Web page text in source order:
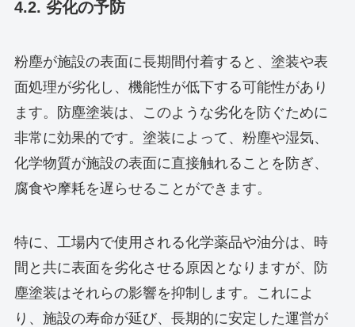
4.2. 劣化の予防
粉塵が施設の表面に長期間付着すると、塗装や表
面処理が劣化し、機能性が低下する可能性があり
ます。防塵塗装は、このような劣化を防ぐために
非常に効果的です。塗装によって、粉塵や湿気、
化学物質が施設の表面に直接触れることを防ぎ、
腐食や摩耗を遅らせることができます。
特に、工場内で使用される化学薬品や油分は、時
間と共に表面を劣化させる原因となりますが、防
塵塗装はそれらの影響を抑制します。これによ
り、施設の寿命が延び、長期的に安定した運営が